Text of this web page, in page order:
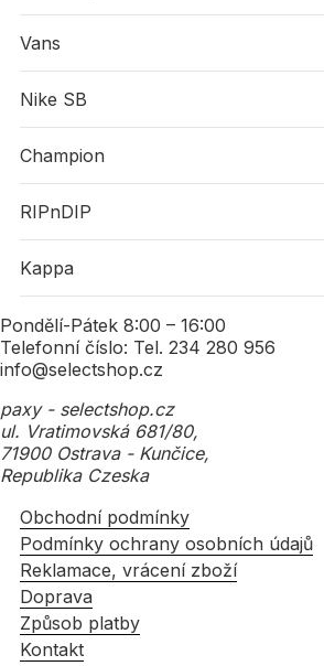
Vans
Nike SB
Champion
RIPnDIP
Kappa
Pondělí-Pátek 8:00 – 16:00
Telefonní číslo: Tel. 234 280 956
info@selectshop.cz
paxy - selectshop.cz
ul. Vratimovská 681/80,
71900 Ostrava - Kunčice,
Republika Czeska
Obchodní podmínky
Podmínky ochrany osobních údajů
Reklamace, vrácení zboží
Doprava
Způsob platby
Kontakt